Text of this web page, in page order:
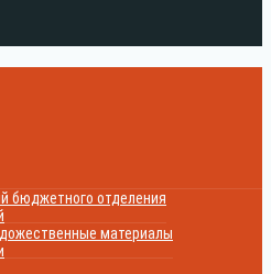
бюджетного отделения
материалы